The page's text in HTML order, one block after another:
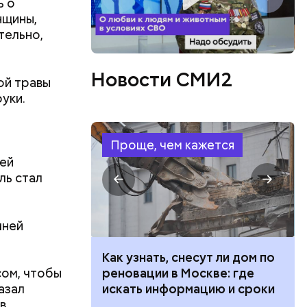
травы
стал
чтобы
Новости СМИ2
Проще, чем кажется
тысяч
при
кто может
Как узнать, снесут ли дом по
реновации в Москве: где
искать информацию и сроки